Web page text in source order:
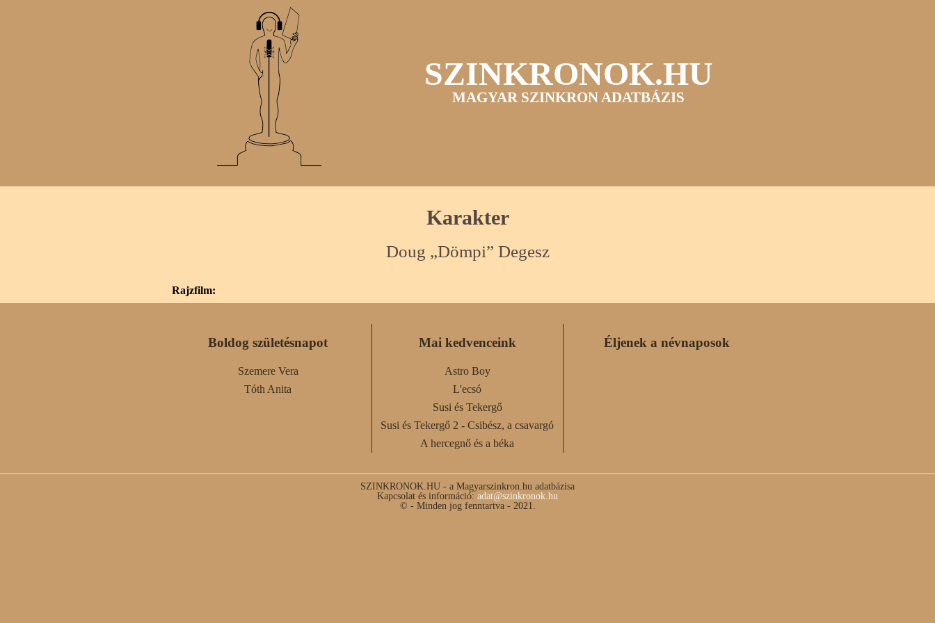
SZINKRONOK.HU
MAGYAR SZINKRON ADATBÁZIS
Karakter
Doug „Dömpi” Degesz
Rajzfilm:
Boldog születésnapot
Szemere Vera
Tóth Anita
Mai kedvenceink
Astro Boy
L'ecsó
Susi és Tekergő
Susi és Tekergő 2 - Csibész, a csavargó
A hercegnő és a béka
Éljenek a névnaposok
SZINKRONOK.HU - a Magyarszinkron.hu adatbázisa
Kapcsolat és információ: adat@szinkronok.hu
© - Minden jog fenntartva - 2021.